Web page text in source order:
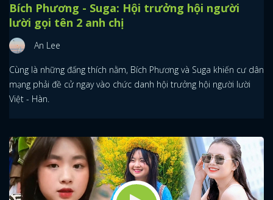
Bích Phương - Suga: Hội trưởng hội người
lười gọi tên 2 anh chị
An Lee
Cùng là những đấng thích nằm, Bích Phương và Suga khiến cư dân
mạng phải đề cử ngay vào chức danh hội trưởng hội người lười
Việt - Hàn.